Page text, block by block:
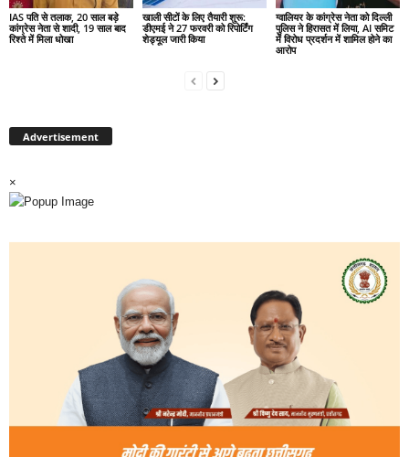
IAS पति से तलाक, 20 साल बड़े
कांग्रेस नेता से शादी, 19 साल बाद
रिश्ते में मिला धोखा
खाली सीटों के लिए तैयारी शुरू:
डीएमई ने 27 फरवरी को रिपोर्टिंग
शेड्यूल जारी किया
ग्वालियर के कांग्रेस नेता को दिल्ली
पुलिस ने हिरासत में लिया, AI समिट
में विरोध प्रदर्शन में शामिल होने का
आरोप
Advertisement
×